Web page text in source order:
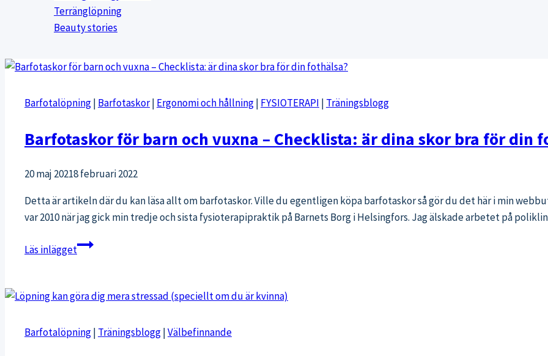
Terränglöpning
Beauty stories
Barfotalöpning| Barfotaskor| Ergonomi och hållning| FYSIOTERAPI | Träningsblogg
Barfotaskor för barn och vuxna – Checklista: är dina skor bra för din
20 maj 20218 februari 2022
Detta är artikeln där du kan läsa allt om barfotaskor. Ville du egentligen köpa barfotaskor så gör du det här i min
var 2010 när jag gick min tredje och sista fysioterapipraktik på Barnets Borg i Helsingfors. Jag älskade arbetet på
Läs inläggetBarfotaskor
och
–
Checklista:
Barfotalöpning| Träningsblogg|Välbefinnande